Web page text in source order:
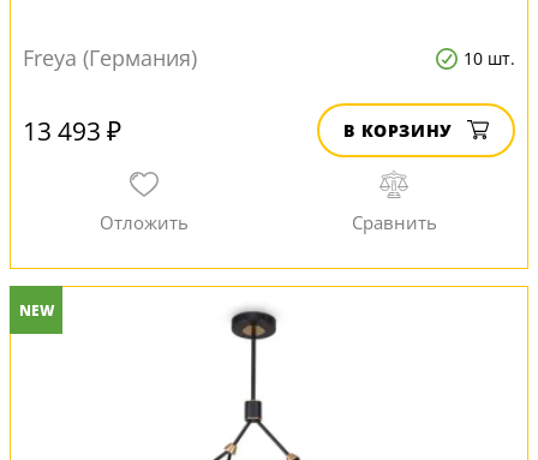
Freya (Германия) 10 шт.
13 493 ₽ В КОРЗИНУ
NEW